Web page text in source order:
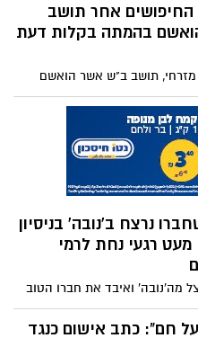
לעזה שעשו דרכן לכרם שלום
החיפושים אחר תושב
בהמתה בקלות דעת
מזרחי, תושב ב"ש אשר הואשם
בהמתה בקלות דעת ובנהיגה
מעורבותו בתאונה הקשה בה
לין כהן ז"ל - נעדר ממרכז חוסן
כשבוע וחצי. במשטרה מחפשים
לחייו
נרצח ב'נובה' בניסיון
מעט רגעי נחת לרמי
מה'נובה' ואיבד את חברו הטוב
להציל את חייו, זכה לפני שבוע
נחתחם": כתב אישום כנגד